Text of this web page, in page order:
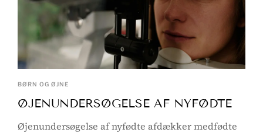
BØRN OG ØJNE
ØJENUNDERSØGELSE AF NYFØDTE
Øjenundersøgelse af nyfødte afdækker medfødte